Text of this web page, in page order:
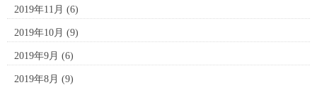
2019年11月 (6)
2019年10月 (9)
2019年9月 (6)
2019年8月 (9)